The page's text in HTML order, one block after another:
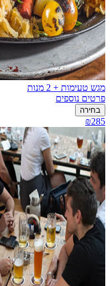
מגש טעימות + 2 מנות
פרטים נוספים
בחירה
₪285